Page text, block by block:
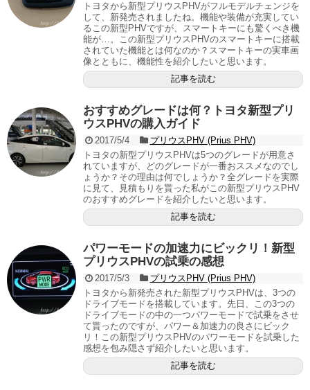
トヨタから新型プリウスPHVがフルモデルチェンジを
して、新発売されましたね。機能や装備が充実してい
るこの新型PHVですが、スマートキーにも驚くべき機
能が…。この新型プリウスPHVのスマートキーに搭載
されていた機能とは何なのか？スマートキーの実車画
像とともに、機能性を紹介したいと思います。
記事を読む
おすすめグレードは何？トヨタ新型プリ
ウスPHVの購入ガイド
2017/5/4
プリウスPHV (Prius PHV)
トヨタの新型プリウスPHVは5つのグレードが用意さ
れていますが、どのグレードが一番おススメなのでし
ょうか？その理由は何でしょうか？全グレードを実際
に見て、見積もりを貰った私がこの新型プリウスPHV
のおすすめグレードを紹介したいと思います。
記事を読む
パワーモードの加速力にビックリ！新型
プリウスPHVの試乗の感想
2017/5/3
プリウスPHV (Prius PHV)
トヨタから新発売された新型プリウスPHVは、3つの
ドライブモードを搭載しています。先日、この3つの
ドライブモードの中の一つパワーモードで試乗をさせ
て貰ったのですが、パワー＆加速力の良さにビック
リ！この新型プリウスPHVのパワーモードを試乗した
感想を包み隠さず紹介したいと思います。
記事を読む